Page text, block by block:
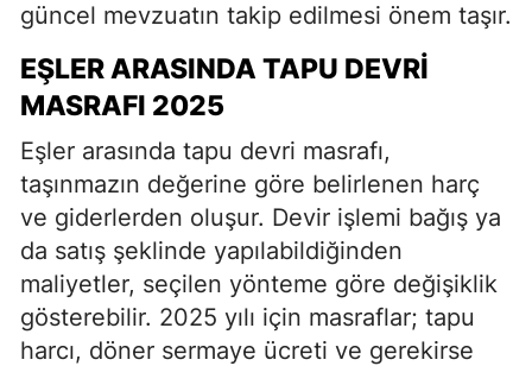
güncel mevzuatın takip edilmesi önem taşır.
EŞLER ARASINDA TAPU DEVRI
MASRAFI 2025
Eşler arasında tapu devri masrafı,
taşınmazın değerine göre belirlenen harç
ve giderlerden oluşur. Devir işlemi bağış ya
da satış şeklinde yapılabildiğinden
maliyetler, seçilen yönteme göre değişiklik
gösterebilir. 2025 yılı için masraflar; tapu
harcı, döner sermaye ücreti ve gerekirse